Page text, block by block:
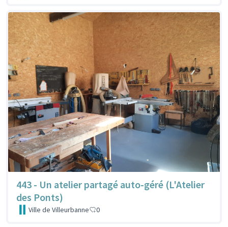
443 - Un atelier partagé auto-géré (L'Atelier
des Ponts)
Ville de Villeurbanne 0